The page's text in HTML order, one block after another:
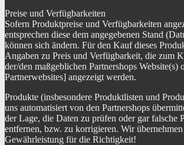
Preise und Verfügbarkeiten
Sofern Produktpreise und Verfügbarkeiten
entsprechen diese dem angegebenen Stand
können sich ändern. Für den Kauf dieses
Angaben zu Preis und Verfügbarkeit, die zum
der/den maßgeblichen Partnershops Website(s)
Partnerwebsites] angezeigt werden.
Produkte (insbesondere Produktlisten und
uns automatisiert von den Partnershops
der Lage, die Daten zu prüfen oder gar falsche
entfernen, bzw. zu korrigieren. Wir
Gewährleistung für die Richtigkeit!